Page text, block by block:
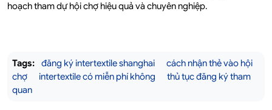
hoạch tham dự hội chợ hiệu quả và chuyên nghiệp.
Tags: đăng ký intertextile shanghai
cách nhận thẻ vào hội
chợ
intertextile có miễn phí không
thủ tục đăng ký tham
quan